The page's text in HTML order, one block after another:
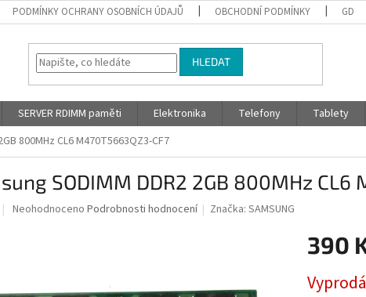
PODMÍNKY OCHRANY OSOBNÍCH ÚDAJŮ OBCHODNÍ PODMÍNKY GDPR
HLEDAT
SERVER RDIMM paměti Elektronika Telefony Tablety
800MHz CL6 M470T5663QZ3-CF7
SODIMM DDR2 2GB 800MHz CL6
Průměrné
Neohodnoceno Podrobnosti hodnocení Značka:SAMSUNG
390
cena: